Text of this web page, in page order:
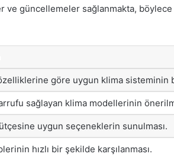
ve güncellemeler sağlanmakta,
göre uygun klima sisteminin
sağlayan klima modellerinin
uygun seçeneklerin sunulması.
hızlı bir şekilde karşılanması.